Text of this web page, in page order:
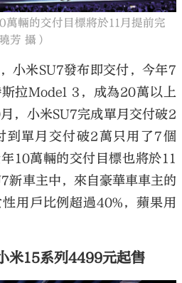
萬輛的交付目標將於11月提前完
芳 攝）
小米SU7發布即交付，今年7
拉Model 3，成為20萬以上
，小米SU7完成單月交付破2
到單月交付破2萬只用了7個
10萬輛的交付目標也將於11
新車主中，來自豪華車車主的
用戶比例超過40%，蘋果用
米15系列4499元起售